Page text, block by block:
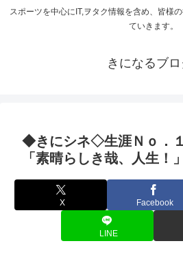
スポーツを中心にIT,ヲタク情報を含め、皆様
ていきます。
きになるブ
◆きにシネ◇生涯Ｎｏ．
「素晴らしき哉、人生！」
X Facebook
LINE